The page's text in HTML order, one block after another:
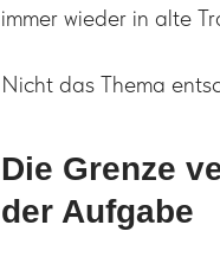
immer wieder in alte
Nicht das Thema
Die Grenze
der Aufgabe